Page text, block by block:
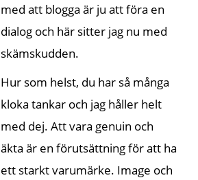
med att blogga är ju att föra en
dialog och här sitter jag nu med
skämskudden.
Hur som helst, du har så många
kloka tankar och jag håller helt
med dej. Att vara genuin och
äkta är en förutsättning för att ha
ett starkt varumärke. Image och